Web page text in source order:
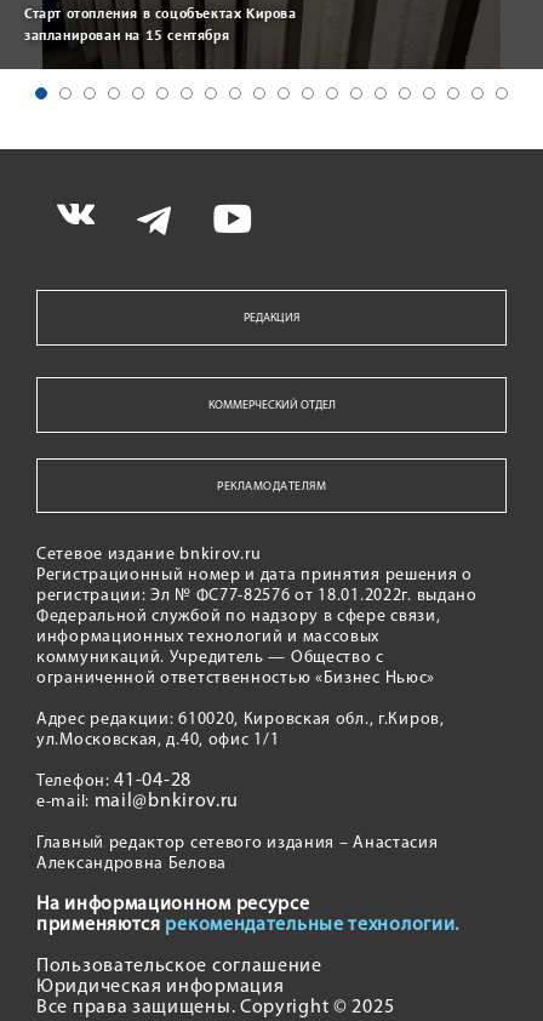
Старт отопления в соцобъектах Кирова
запланирован на 15 сентября
РЕДАКЦИЯ
КОММЕРЧЕСКИЙ ОТДЕЛ
РЕКЛАМОДАТЕЛЯМ
Сетевое издание bnkirov.ru
Регистрационный номер и дата принятия решения о
регистрации: Эл № ФС77-82576 от 18.01.2022г. выдано
Федеральной службой по надзору в сфере связи,
информационных технологий и массовых
коммуникаций. Учредитель — Общество с
ограниченной ответственностью «Бизнес Ньюс»
Адрес редакции: 610020, Кировская обл., г.Киров,
ул.Московская, д.40, офис 1/1
Телефон:41-04-28
e-mail: mail@bnkirov.ru
Главный редактор сетевого издания – Анастасия
Александровна Белова
На информационном ресурсе
применяются рекомендательные технологии.
Пользовательское соглашение
Юридическая информация
Все права защищены. Copyright © 2025